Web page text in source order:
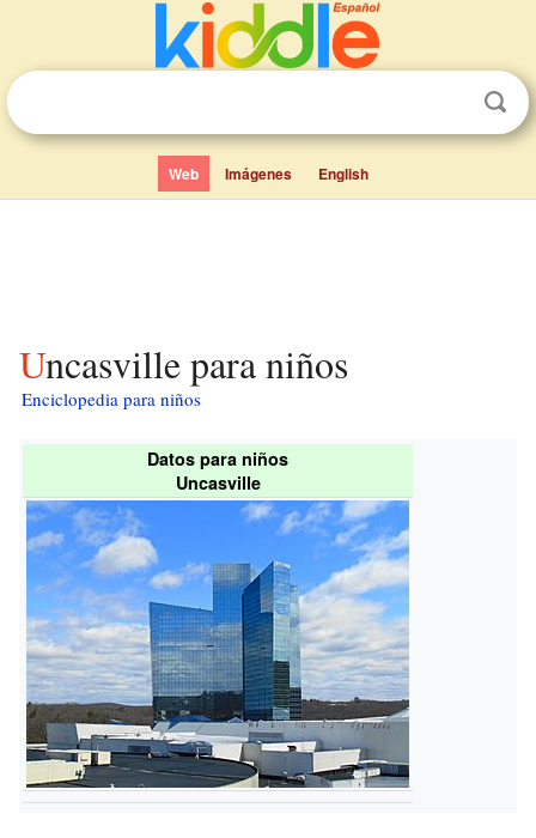
Web Imágenes English
Uncasville para niños
Enciclopedia para niños
Datos para niños
Uncasville